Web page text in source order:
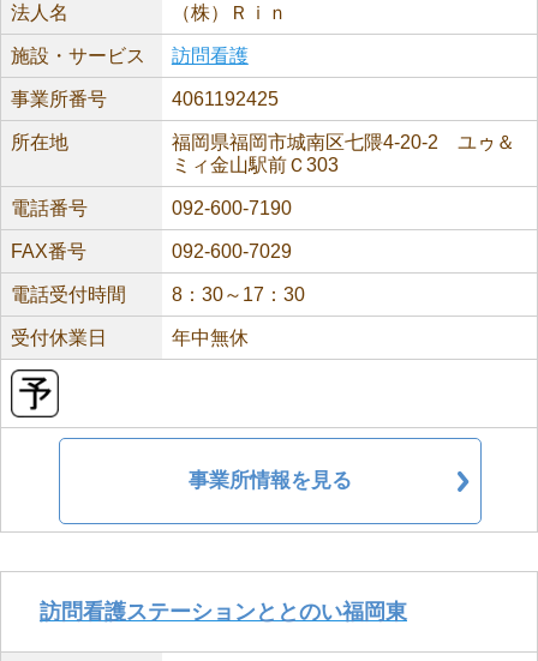
法人名 （株）Ｒｉｎ
施設・サービス 訪問看護
事業所番号 4061192425
所在地
福岡県福岡市城南区七隈4-20-2 ユゥ＆
ミィ金山駅前Ｃ303
電話番号 092-600-7190
FAX番号 092-600-7029
電話受付時間 8：30～17：30
受付休業日 年中無休
事業所情報を見る
訪問看護ステーションととのい福岡東